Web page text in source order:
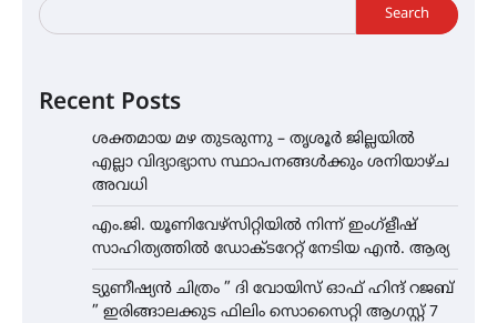
Search
Recent Posts
ശക്തമായ മഴ തുടരുന്നു – തൃശൂർ ജില്ലയിൽ
എല്ലാ വിദ്യാഭ്യാസ സ്ഥാപനങ്ങൾക്കും ശനിയാഴ്ച
അവധി
എം.ജി. യൂണിവേഴ്‌സിറ്റിയിൽ നിന്ന് ഇംഗ്ളീഷ്
സാഹിത്യത്തിൽ ഡോക്ടറേറ്റ് നേടിയ എൻ. ആര്യ
ട്യുണീഷ്യൻ ചിത്രം ” ദി വോയിസ് ഓഫ് ഹിന്ദ് റജബ്
” ഇരിങ്ങാലക്കുട ഫിലിം സൊസൈറ്റി ആഗസ്റ്റ് 7